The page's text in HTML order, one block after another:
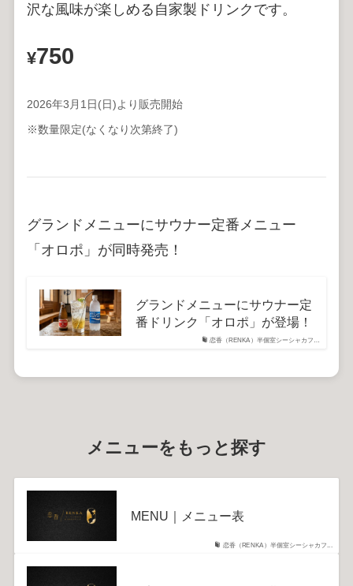
沢な風味が楽しめる自家製ドリンクです。
¥750
2026年3月1日(日)より販売開始
※数量限定(なくなり次第終了)
グランドメニューにサウナー定番メニュー
「オロポ」が同時発売！
恋香（RENKA）半個室シーシャカフ…
グランドメニューにサウナー定
番ドリンク「オロポ」が登場！
メニューをもっと探す
恋香（RENKA）半個室シーシャカフ...
MENU｜メニュー表